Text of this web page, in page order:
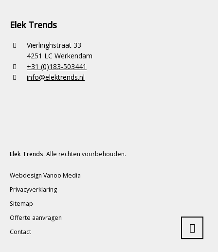
Elek Trends
Vierlinghstraat 33
4251 LC Werkendam
+31 (0)183-503441
info@elektrends.nl
Elek Trends. Alle rechten voorbehouden.
Webdesign Vanoo Media
Privacyverklaring
Sitemap
Offerte aanvragen
Contact